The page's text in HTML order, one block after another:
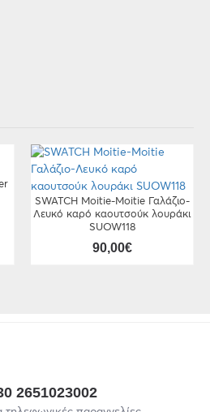
SWATCH Moitie-Moitie Γαλάζιο-
Λευκό καρό καουτσούκ λουράκι
SUOW118
90,00€
2651023002